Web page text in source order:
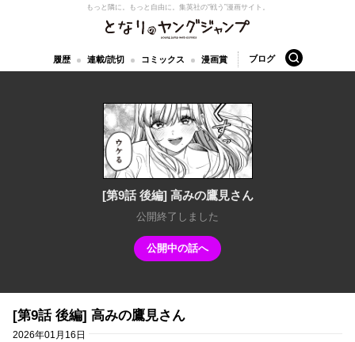
となりのヤングジャンプ
もっと隣に。もっと自由に。 集英社の“戦う”漫画サイト。
履歴 連載/読切 コミックス 漫画賞 ブログ 検索
[第9話 後編] 高みの鷹見さん
公開終了しました
公開中の話へ
[第9話 後編] 高みの鷹見さん
2026年01月16日